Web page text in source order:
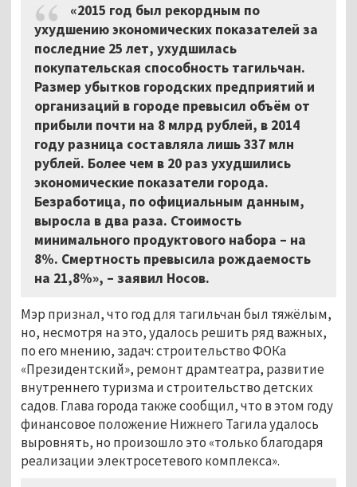
«2015 год был рекордным по
ухудшению экономических показателей за
последние 25 лет, ухудшилась
покупательская способность тагильчан.
Размер убытков городских предприятий и
организаций в городе превысил объём от
прибыли почти на 8 млрд рублей, в 2014
году разница составляла лишь 337 млн
рублей. Более чем в 20 раз ухудшились
экономические показатели города.
Безработица, по официальным данным,
выросла в два раза. Стоимость
минимального продуктового набора – на
8%. Смертность превысила рождаемость
на 21,8%», – заявил Носов.
Мэр признал, что год для тагильчан был тяжёлым,
но, несмотря на это, удалось решить ряд важных,
по его мнению, задач: строительство ФОКа
«Президентский», ремонт драмтеатра, развитие
внутреннего туризма и строительство детских
садов. Глава города также сообщил, что в этом году
финансовое положение Нижнего Тагила удалось
выровнять, но произошло это «только благодаря
реализации электросетевого комплекса».